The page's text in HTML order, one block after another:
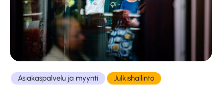
Asiakaspalvelu ja myynti Julkishallinto